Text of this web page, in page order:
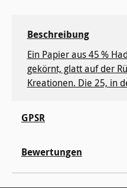
Beschreibung
Ein Papier aus 45 %
gekörnt, glatt auf der
Kreationen. Die 25, in
GPSR
Bewertungen